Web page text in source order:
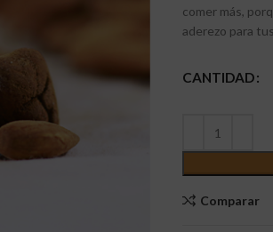
comer más,
aderezo para
CANTIDAD
Comparar